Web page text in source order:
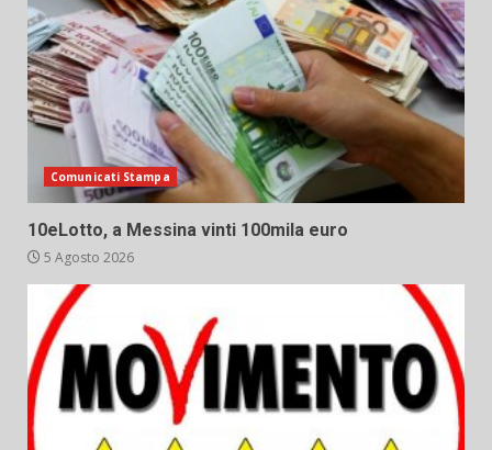
Comunicati Stampa
10eLotto, a Messina vinti 100mila euro
5 Agosto 2026